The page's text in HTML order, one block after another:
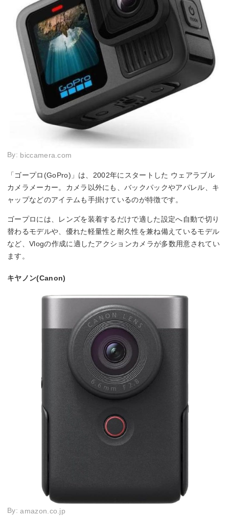
By: biccamera.com
「ゴープロ(GoPro)」は、2002年にスタートした ウェアラブル
カメラメーカー。カメラ以外にも、バックパックやアパレル、キ
ャップなどのアイテムも手掛けているのが特徴です。
ゴープロには、レンズを装着するだけで適した設定へ自動で切り
替わるモデルや、優れた軽量性と耐久性を兼ね備えているモデル
など、Vlogの作成に適したアクションカメラが多数用意されてい
ます。
キヤノン(Canon)
By:amazon.co.jp